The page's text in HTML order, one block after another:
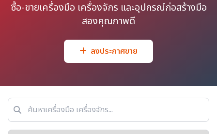
ซื้อ-ขายเครื่องมือ เครื่องจักร และอุปกรณ์ก่อสร้างมือ
สองคุณภาพดี
ลงประกาศขาย